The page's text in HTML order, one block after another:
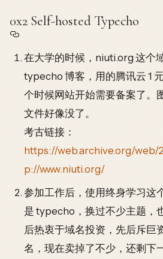
0x2 Self-hosted Typecho
在大学的时候，niuti.org 这个
typecho 博客，用的腾讯云 1
个时候网站开始需要备案了。
文件好像没了。
考古链接：
https://web.archive.org/web/
p://www.niuti.org/
参加工作后，使用终身学习这
是 typecho，换过不少主题，
后热衷于域名投资，先后斥巨
名，现在卖掉了不少，还剩下